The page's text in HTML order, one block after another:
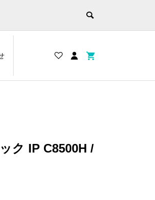
ク IP C8500H /